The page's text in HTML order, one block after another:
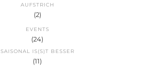
AUFSTRICH
(2)
EVENTS
(24)
SAISONAL IS(S)T BESSER
(11)